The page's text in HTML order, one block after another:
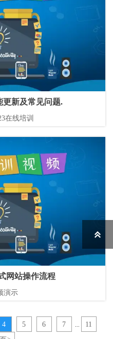
更新及常见问题.
在线培训
网站操作流程
演示
4 5 6 7
11
